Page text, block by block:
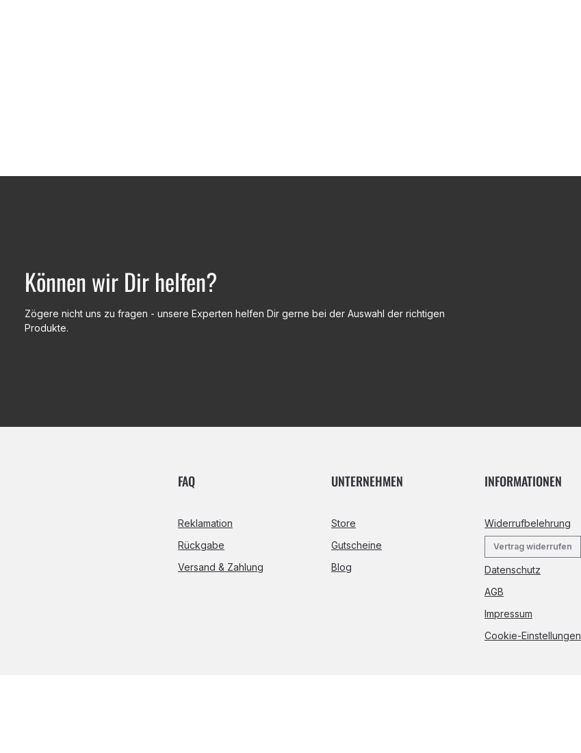
Können wir Dir helfen?
Zögere nicht uns zu fragen - unsere Experten helfen Dir gerne bei der Auswahl der richtigen
Produkte.
FAQ
Reklamation
Rückgabe
Versand & Zahlung
UNTERNEHMEN
Store
Gutscheine
Blog
INFORMATIONEN
Widerrufbelehrung
Vertrag widerrufen
Datenschutz
AGB
Impressum
Cookie-Einstellungen